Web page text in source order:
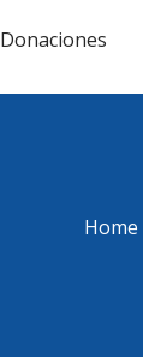
Donaciones
Home